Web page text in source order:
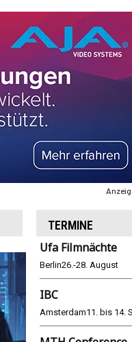
TERMINE
Ufa Filmnächte
Berlin26.-28. August
IBC
Amsterdam11. bis 14.